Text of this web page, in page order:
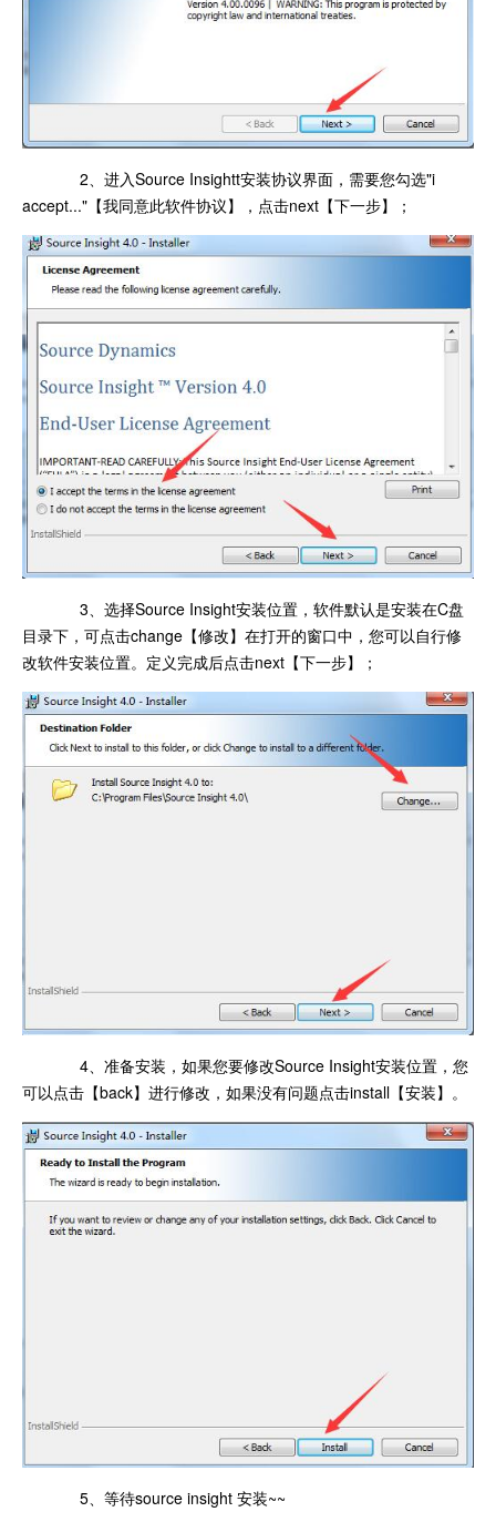
2、进入Source Insightt安装协议界面，需要您勾选"i
accept..."【我同意此软件协议】，点击next【下一步】；
3、选择Source Insight安装位置，软件默认是安装在C盘
目录下，可点击change【修改】在打开的窗口中，您可以自行修
改软件安装位置。定义完成后点击next【下一步】；
4、准备安装，如果您要修改Source Insight安装位置，您
可以点击【back】进行修改，如果没有问题点击install【安装】。
5、等待source insight 安装~~